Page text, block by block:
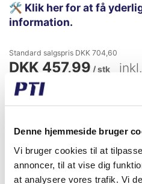
Denne hjemmeside bruger
Vi bruger cookies til at
annoncer, til at vise dig
at analysere vores trafik. Vi
🛠️ Klik her for at få
information.
Standard salgspris DKK 704,60
DKK 457,99 / stk
DKK 366,39 ekskl. moms
Erhvervskunde? Husk at logge ind!
Erhvervskunde? Husk at logge ind!
På fjernlager, 3-5 dages